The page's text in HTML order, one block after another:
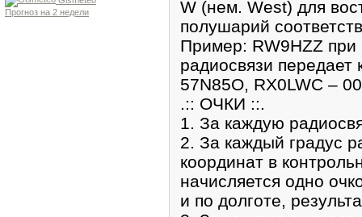
Прогноз на 2 недели
W (нем. West) для
полушарий
Пример: RW9HZZ при
радиосвязи
57N85O, RX0LWC –
.:: ОЧКИ ::.
1. За каждую
2. За каждый градус
координат в
начисляется одно
и по долготе,